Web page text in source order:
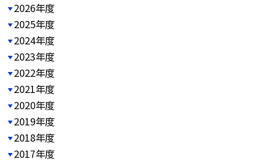
2026年度
2025年度
2024年度
2023年度
2022年度
2021年度
2020年度
2019年度
2018年度
2017年度